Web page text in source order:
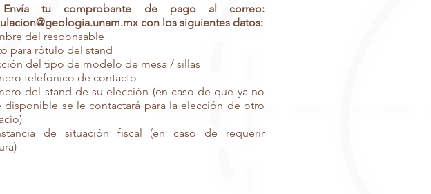
Envía tu comprobante de pago al correo:
con los siguientes datos:
del responsable
para rótulo del stand
del tipo de modelo de mesa / sillas
telefónico de contacto
del stand de su elección (en caso de que ya no
disponible se le contactará para la elección de otro
de situación fiscal (en caso de requerir